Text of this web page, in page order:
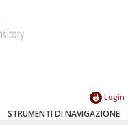
Login
STRUMENTI DI NAVIGAZIONE